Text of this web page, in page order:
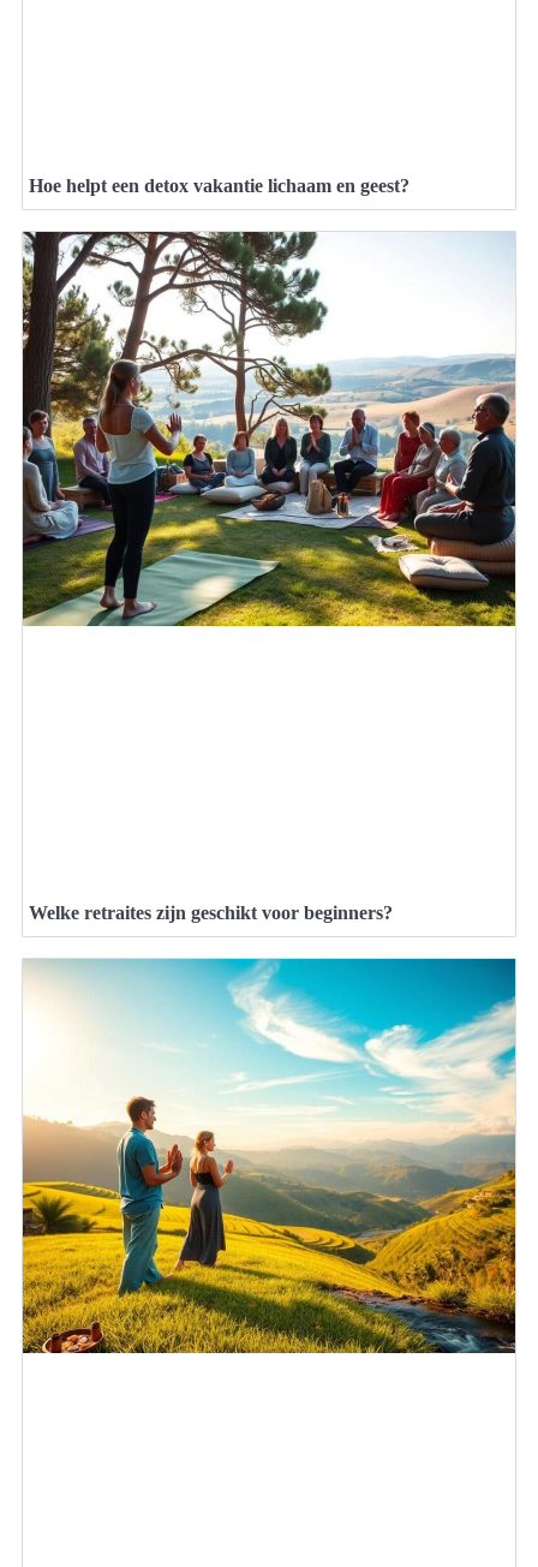
Hoe helpt een detox vakantie lichaam en geest?
Welke retraites zijn geschikt voor beginners?